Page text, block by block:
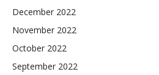
December 2022
November 2022
October 2022
September 2022